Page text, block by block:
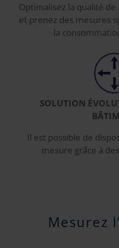
Optimalisez la qualité de
et prenez des mesures
la
SOLUTION
Il est possible de
mesure grâce à
Mesurez